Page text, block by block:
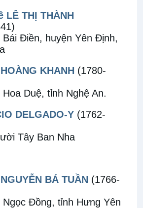
LÊ THỊ THÀNH
Bái Điền, huyện Yên Định,
KHANH (1780-
Duệ, tỉnh Nghệ An.
DELGADO-Y (1762-
Tây Ban Nha
BÁ TUẦN (1766-
Ngọc Đồng, tỉnh Hưng Yên